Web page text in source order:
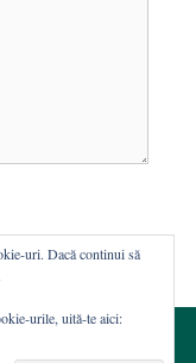
uri. Dacă continui să
urile, uită-te aici: